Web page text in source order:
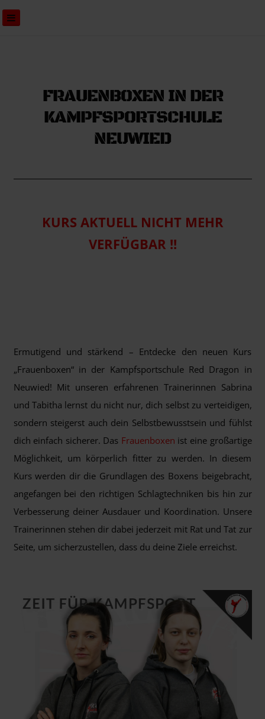
FRAUENBOXEN IN DER
KAMPFSPORTSCHULE
NEUWIED
KURS AKTUELL NICHT MEHR
VERFÜGBAR !!
Ermutigend und stärkend – Entdecke den neuen Kurs
„Frauenboxen“ in der Kampfsportschule Red Dragon in
Neuwied! Mit unseren erfahrenen Trainerinnen Sabrina
und Tabitha lernst du nicht nur, dich selbst zu verteidigen,
sondern steigerst auch dein Selbstbewusstsein und fühlst
dich einfach sicherer. Das Frauenboxen ist eine großartige
Möglichkeit, um körperlich fitter zu werden. In diesem
Kurs werden dir die Grundlagen des Boxens beigebracht,
angefangen bei den richtigen Schlagtechniken bis hin zur
Verbesserung deiner Ausdauer und Koordination. Unsere
Trainerinnen stehen dir dabei jederzeit mit Rat und Tat zur
Seite, um sicherzustellen, dass du deine Ziele erreichst.